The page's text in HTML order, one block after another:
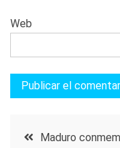
Web
Maduro